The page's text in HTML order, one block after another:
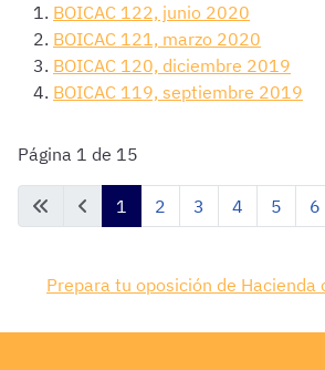
BOICAC 122, junio 2020
BOICAC 121, marzo 2020
BOICAC 120, diciembre 2019
BOICAC 119, septiembre 2019
Página 1 de 15
1 2 3 4 5 6
Prepara tu oposición de Hacienda